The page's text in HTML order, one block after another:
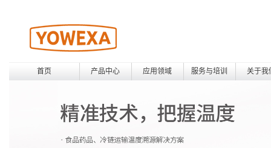
首页 产品中心 应用领域 服务与培训 关于我